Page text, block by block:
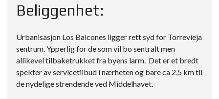
Beliggenhet:
Urbanisasjon Los Balcones ligger rett syd for Torrevieja
sentrum. Ypperlig for de som vil bo sentralt men
allikevel tilbaketrukket fra byens larm. Det er et bredt
spekter av servicetilbud i nærheten og bare ca 2,5 km til
de nydelige strendende ved Middelhavet.